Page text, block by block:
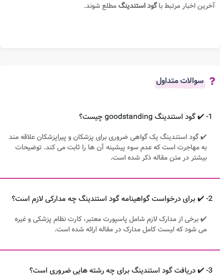
آخرین اخبار مرتبط باگود استندینگمطلع شوند.
سوالات متداول
1- ✔️ گود استندینگ goodstanding چیست؟
✔️ گود استندینگ یک گواهی ضروری برای پزشکان و پیراپزشکان علاقه مند
به مهاجرت است که عدم سوء پیشینه آن ها را ثابت می کند. توضیحات
بیشتر در متن مقاله ذکر شده است.
2- ✔️ برای درخواست گواهینامه گود استندینگ چه مدارکی لازم است؟
✔️ برخی از مدارک لازم شامل پاسپورت معتبر، کارت نظام پزشکی و غیره
می شود که لیست کامل مدارک در مقاله ارائه شده است.
3- ✔️ دریافت گود استندینگ برای چه رشته هایی ضروری است؟